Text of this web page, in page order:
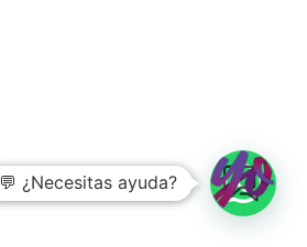
💬 ¿Necesitas ayuda?